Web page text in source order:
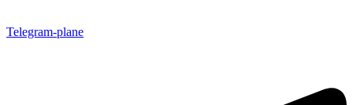
Telegram-plane